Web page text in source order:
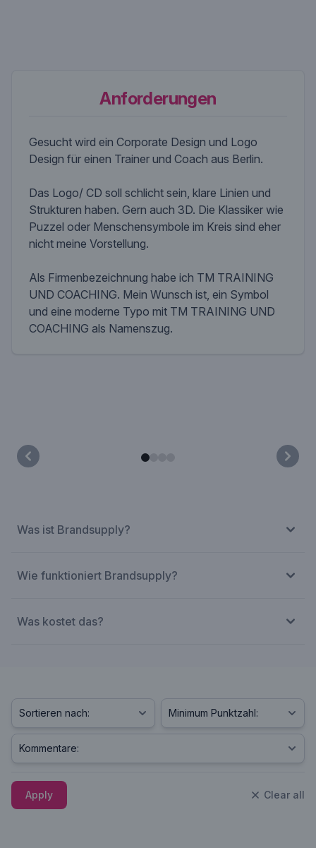
Anforderungen
Gesucht wird ein Corporate Design und Logo
Design für einen Trainer und Coach aus Berlin.
Das Logo/ CD soll schlicht sein, klare Linien und
Strukturen haben. Gern auch 3D. Die Klassiker wie
Puzzel oder Menschensymbole im Kreis sind eher
nicht meine Vorstellung.
Als Firmenbezeichnung habe ich TM TRAINING
UND COACHING. Mein Wunsch ist, ein Symbol
und eine moderne Typo mit TM TRAINING UND
COACHING als Namenszug.
Was ist Brandsupply?
Wie funktioniert Brandsupply?
Was kostet das?
Apply Clear all